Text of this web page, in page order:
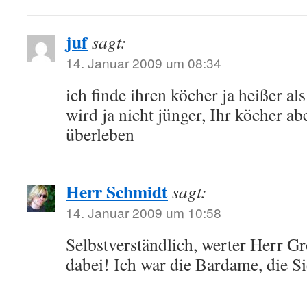
jufsagt:
14. Januar 2009 um 08:34
ich finde ihren köcher ja heißer
wird ja nicht jünger, Ihr köcher
überleben
Herr Schmidtsagt:
14. Januar 2009 um 10:58
Selbstverständlich, werter Herr
dabei! Ich war die Bardame, die